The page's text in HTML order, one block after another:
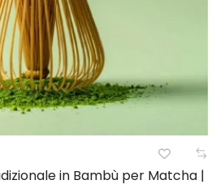
in Bambù per Matcha |